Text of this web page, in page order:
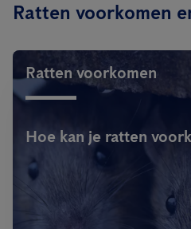
Ratten voorkomen
Ratten voorkomen
Hoe kan je ratten